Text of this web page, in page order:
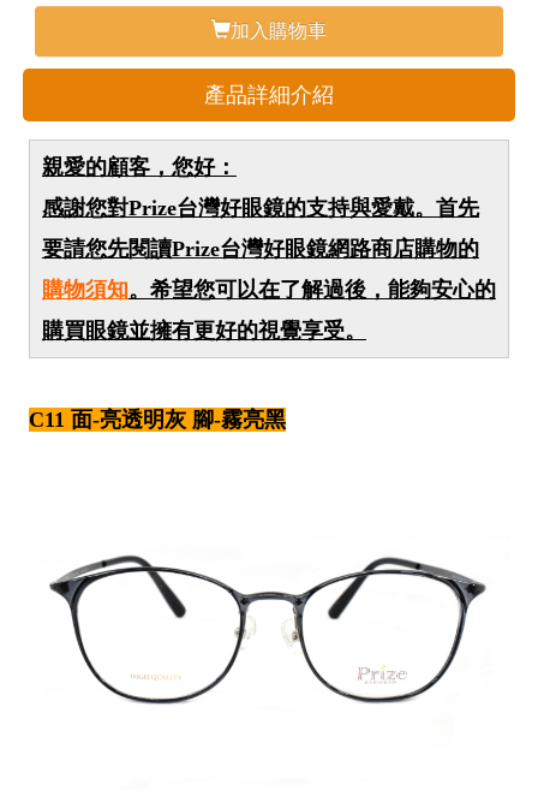
加入購物車
產品詳細介紹
親愛的顧客，您好：
感謝您對Prize台灣好眼鏡的支持與愛戴。首先
要請您先閱讀Prize台灣好眼鏡網路商店購物的
購物須知。希望您可以在了解過後，能夠安心的
購買眼鏡並擁有更好的視覺享受。
C11 面-亮透明灰 腳-霧亮黑